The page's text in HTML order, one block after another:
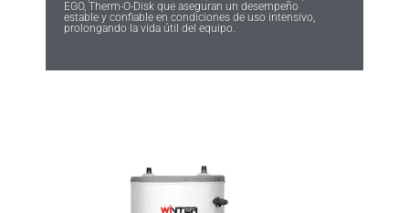
EGO, Therm-O-Disk que aseguran un desempeño
estable y confiable en condiciones de uso intensivo,
prolongando la vida útil del equipo.